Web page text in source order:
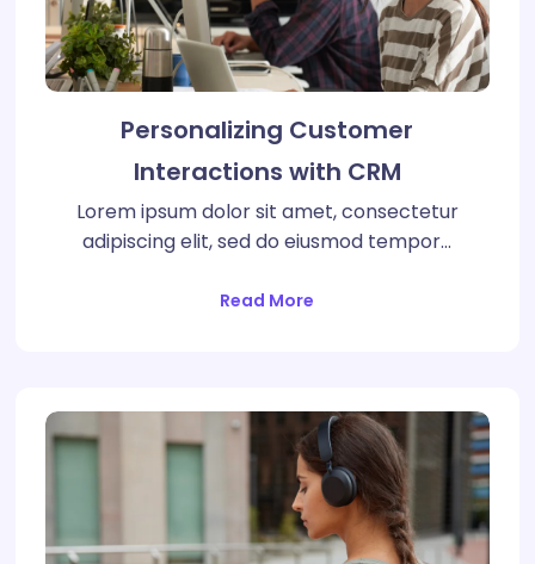
Personalizing Customer
Interactions with CRM
Lorem ipsum dolor sit amet, consectetur
adipiscing elit, sed do eiusmod tempor…
Read More